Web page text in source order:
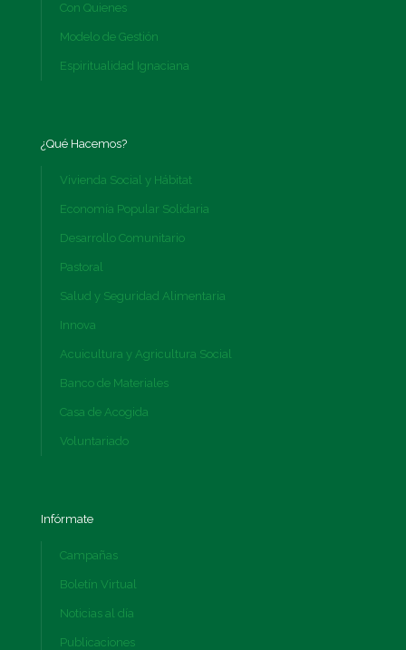
Con Quienes
Modelo de Gestión
Espiritualidad Ignaciana
¿Qué Hacemos?
Vivienda Social y Hábitat
Economía Popular Solidaria
Desarrollo Comunitario
Pastoral
Salud y Seguridad Alimentaria
Innova
Acuicultura y Agricultura Social
Banco de Materiales
Casa de Acogida
Voluntariado
Infórmate
Campañas
Boletín Virtual
Noticias al día
Publicaciones